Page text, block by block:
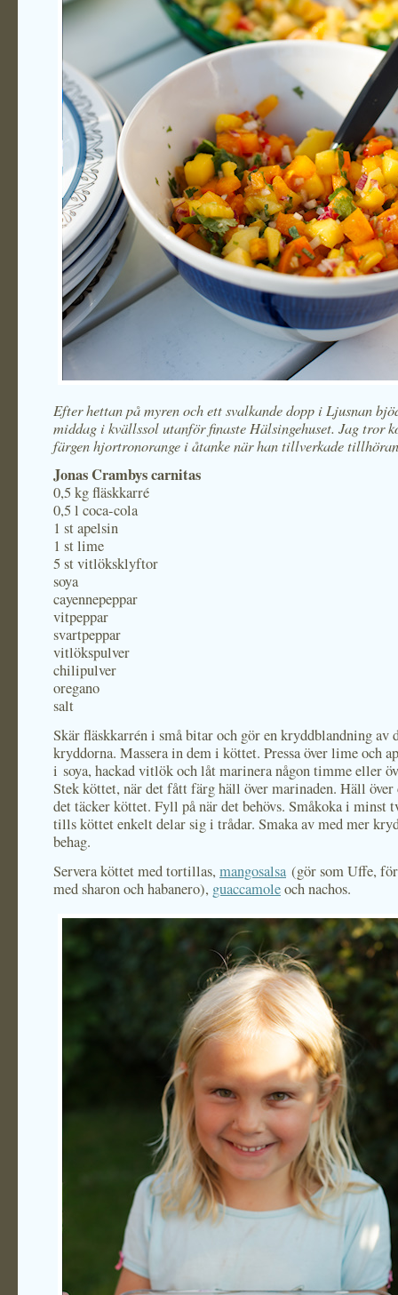
Efter hettan på myren och ett svalkande dopp i Ljusnan
middag i kvällssol utanför finaste Hälsingehuset. Jag tror
färgen hjortronorange i åtanke när han tillverkade
Jonas Crambys carnitas
0,5 kg fläskkarré
0,5 l coca-cola
1 st apelsin
1 st lime
5 st vitlöksklyftor
soya
cayennepeppar
vitpeppar
svartpeppar
vitlökspulver
chilipulver
oregano
salt
Skär fläskkarrén i små bitar och gör en kryddblandning av
kryddorna. Massera in dem i köttet. Pressa över lime och
i soya, hackad vitlök och låt marinera någon timme eller
Stek köttet, när det fått färg häll över marinaden. Häll över
det täcker köttet. Fyll på när det behövs. Småkoka i minst
tills köttet enkelt delar sig i trådar. Smaka av med mer
behag.
Servera köttet med tortillas, mangosalsa (gör som Uffe,
med sharon och habanero), guaccamoleoch nachos.